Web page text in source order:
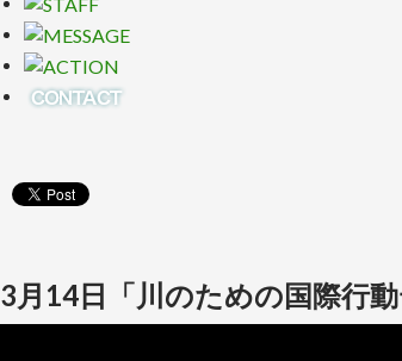
3月14日「川のための国際行